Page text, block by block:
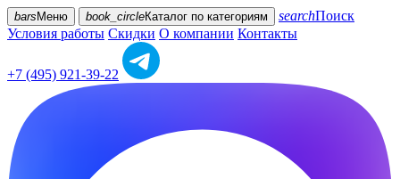
bars Меню book_circleКаталог по категориям searchПоиск
Условия работы Скидки О компании Контакты
+7 (495) 921-39-22